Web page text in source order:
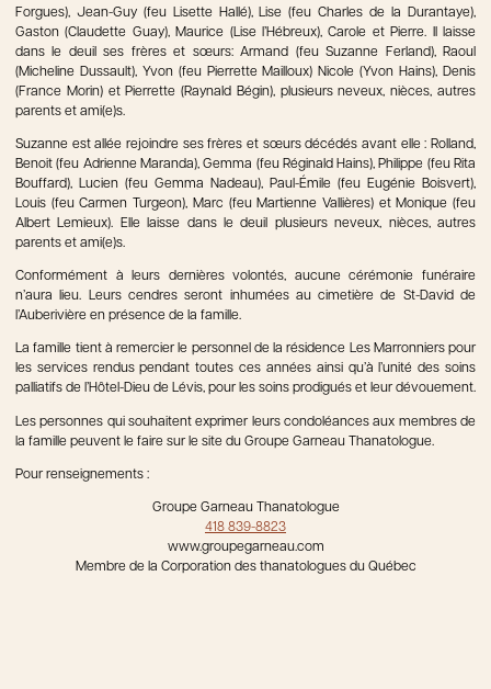
Forgues), Jean-Guy (feu Lisette Hallé), Lise (feu Charles de la Durantaye),
Gaston (Claudette Guay), Maurice (Lise l’Hébreux), Carole et Pierre. Il laisse
dans le deuil ses frères et sœurs: Armand (feu Suzanne Ferland), Raoul
(Micheline Dussault), Yvon (feu Pierrette Mailloux) Nicole (Yvon Hains), Denis
(France Morin) et Pierrette (Raynald Bégin), plusieurs neveux, nièces, autres
parents et ami(e)s.
Suzanne est allée rejoindre ses frères et sœurs décédés avant elle : Rolland,
Benoit (feu Adrienne Maranda), Gemma (feu Réginald Hains), Philippe (feu Rita
Bouffard), Lucien (feu Gemma Nadeau), Paul-Émile (feu Eugénie Boisvert),
Louis (feu Carmen Turgeon), Marc (feu Martienne Vallières) et Monique (feu
Albert Lemieux). Elle laisse dans le deuil plusieurs neveux, nièces, autres
parents et ami(e)s.
Conformément à leurs dernières volontés, aucune cérémonie funéraire
n’aura lieu. Leurs cendres seront inhumées au cimetière de St-David de
l’Auberivière en présence de la famille.
La famille tient à remercier le personnel de la résidence Les Marronniers pour
les services rendus pendant toutes ces années ainsi qu’à l’unité des soins
palliatifs de l’Hôtel-Dieu de Lévis, pour les soins prodigués et leur dévouement.
Les personnes qui souhaitent exprimer leurs condoléances aux membres de
la famille peuvent le faire sur le site du Groupe Garneau Thanatologue.
Pour renseignements :
Groupe Garneau Thanatologue
418 839-8823
www.groupegarneau.com
Membre de la Corporation des thanatologues du Québec